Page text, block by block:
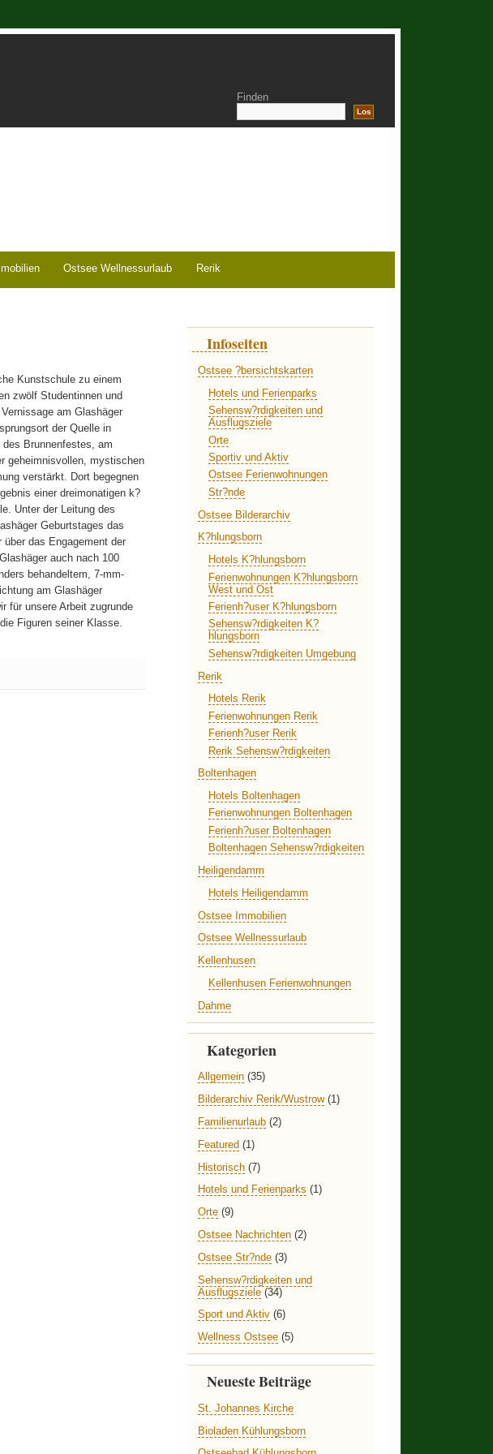
Finden
Ostsee Wellnessurlaub Rerik
Kunstschule zu einem
zwölf Studentinnen und
am Glashäger
der Quelle in
Brunnenfestes, am
geheimnisvollen, mystischen
verstärkt. Dort begegnen
einer dreimonatigen k?
Unter der Leitung des
Geburtstages das
das Engagement der
auch nach 100
behandeltem, 7-mm-
am Glashäger
für unsere Arbeit zugrunde
Figuren seiner Klasse.
Infoseiten
Ostsee ?bersichtskarten
Hotels und Ferienparks
Sehensw?rdigkeiten und
Ausflugsziele
Orte
Sportiv und Aktiv
Ostsee Ferienwohnungen
Str?nde
Ostsee Bilderarchiv
K?hlungsborn
Hotels K?hlungsborn
Ferienwohnungen K?hlungsborn
West und Ost
Ferienh?user K?hlungsborn
Sehensw?rdigkeiten K?
hlungsborn
Sehensw?rdigkeiten Umgebung
Rerik
Hotels Rerik
Ferienwohnungen Rerik
Ferienh?user Rerik
Rerik Sehensw?rdigkeiten
Boltenhagen
Hotels Boltenhagen
Ferienwohnungen Boltenhagen
Ferienh?user Boltenhagen
Boltenhagen Sehensw?rdigkeiten
Heiligendamm
Hotels Heiligendamm
Ostsee Immobilien
Ostsee Wellnessurlaub
Kellenhusen
Kellenhusen Ferienwohnungen
Dahme
Kategorien
Allgemein(35)
Bilderarchiv Rerik/Wustrow(1)
Familienurlaub(2)
Featured (1)
Historisch(7)
Hotels und Ferienparks (1)
Orte(9)
Ostsee Nachrichten(2)
Ostsee Str?nde(3)
Sehensw?rdigkeiten und
Ausflugsziele(34)
Sport und Aktiv(6)
Wellness Ostsee(5)
Neueste Beiträge
St. Johannes Kirche
Bioladen Kühlungsborn